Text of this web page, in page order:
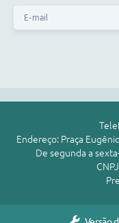
Endereço: Praça
De segunda a